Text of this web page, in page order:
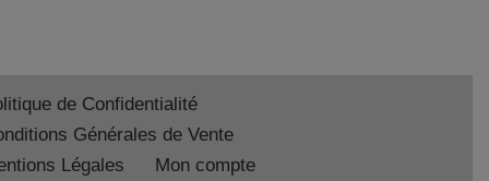
de Confidentialité
Générales de Vente
Légales
Mon compte